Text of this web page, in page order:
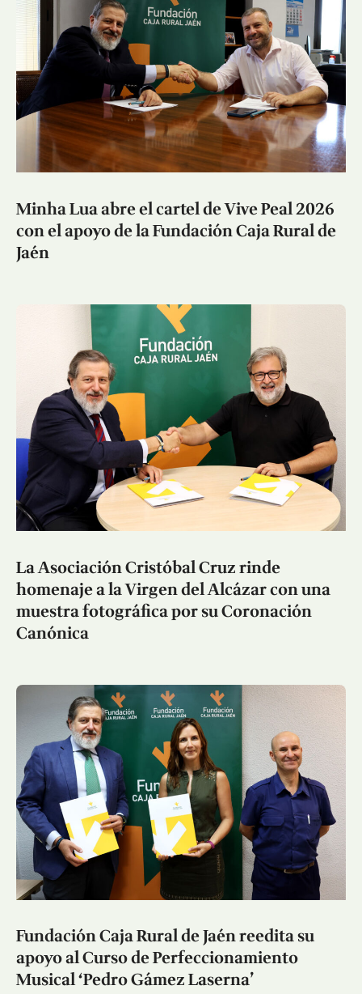
Minha Lua abre el cartel de Vive Peal 2026
con el apoyo de la Fundación Caja Rural de
Jaén
La Asociación Cristóbal Cruz rinde
homenaje a la Virgen del Alcázar con una
muestra fotográfica por su Coronación
Canónica
Fundación Caja Rural de Jaén reedita su
apoyo al Curso de Perfeccionamiento
Musical ‘Pedro Gámez Laserna’